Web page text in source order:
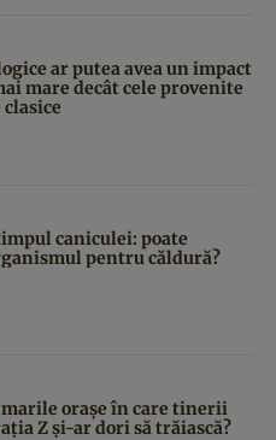
ar putea avea un impact
mare decât cele provenite
caniculei: poate
pentru căldură?
marile orașe în care tinerii
Z și-ar dori să trăiască?